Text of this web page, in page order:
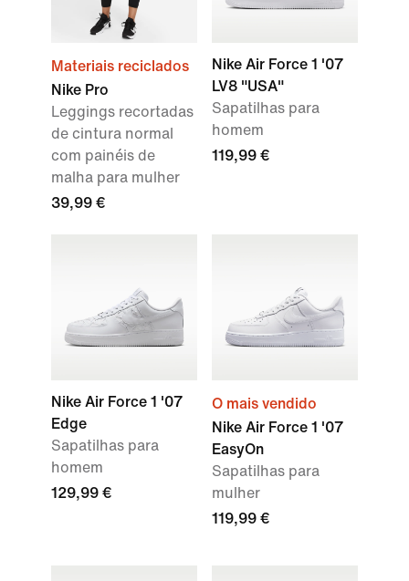
Materiais reciclados
Nike Pro
Leggings recortadas
de cintura normal
com painéis de
malha para mulher
39,99 €
Nike Air Force 1 '07
LV8 "USA"
Sapatilhas para
homem
119,99 €
Nike Air Force 1 '07
Edge
Sapatilhas para
homem
129,99 €
O mais vendido
Nike Air Force 1 '07
EasyOn
Sapatilhas para
mulher
119,99 €